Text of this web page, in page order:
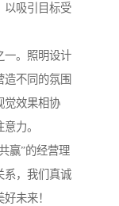
以吸引目标受
一。照明设计
造不同的氛围
觉效果相协
力。
赢”的经营理
系，我们真诚
未来！